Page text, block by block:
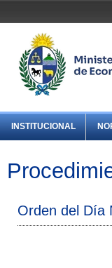
INSTITUCIONAL
Orden del Día